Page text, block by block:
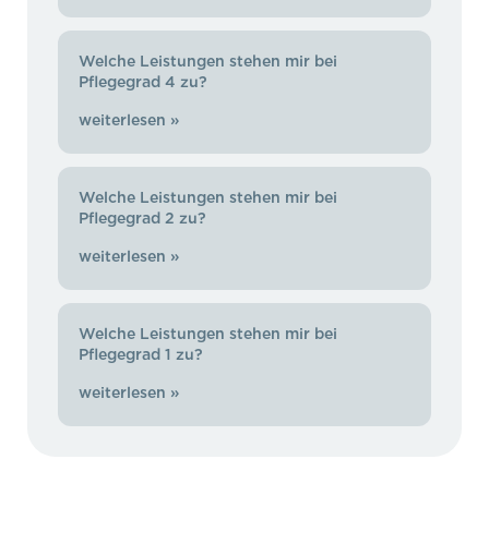
Welche Leistungen stehen mir bei
Pflegegrad 4 zu?
weiterlesen »
Welche Leistungen stehen mir bei
Pflegegrad 2 zu?
weiterlesen »
Welche Leistungen stehen mir bei
Pflegegrad 1 zu?
weiterlesen »